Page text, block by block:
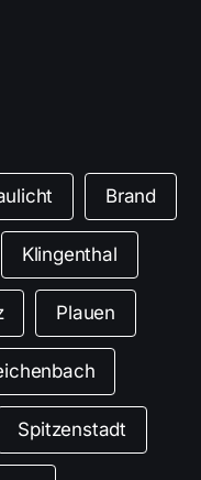
Brand
Klingenthal
Plauen
Spitzenstadt